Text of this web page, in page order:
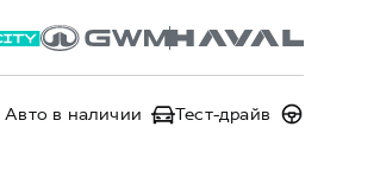
Авто в наличии Тест-драйв